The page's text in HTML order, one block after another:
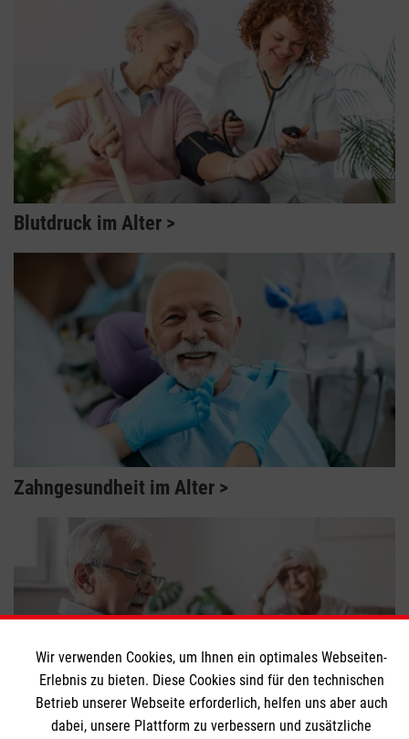
Blutdruck im Alter
Zahngesundheit im Alter
Wir verwenden Cookies, um Ihnen ein optimales Webseiten-
Erlebnis zu bieten. Diese Cookies sind für den technischen
Betrieb unserer Webseite erforderlich, helfen uns aber auch
dabei, unsere Plattform zu verbessern und zusätzliche